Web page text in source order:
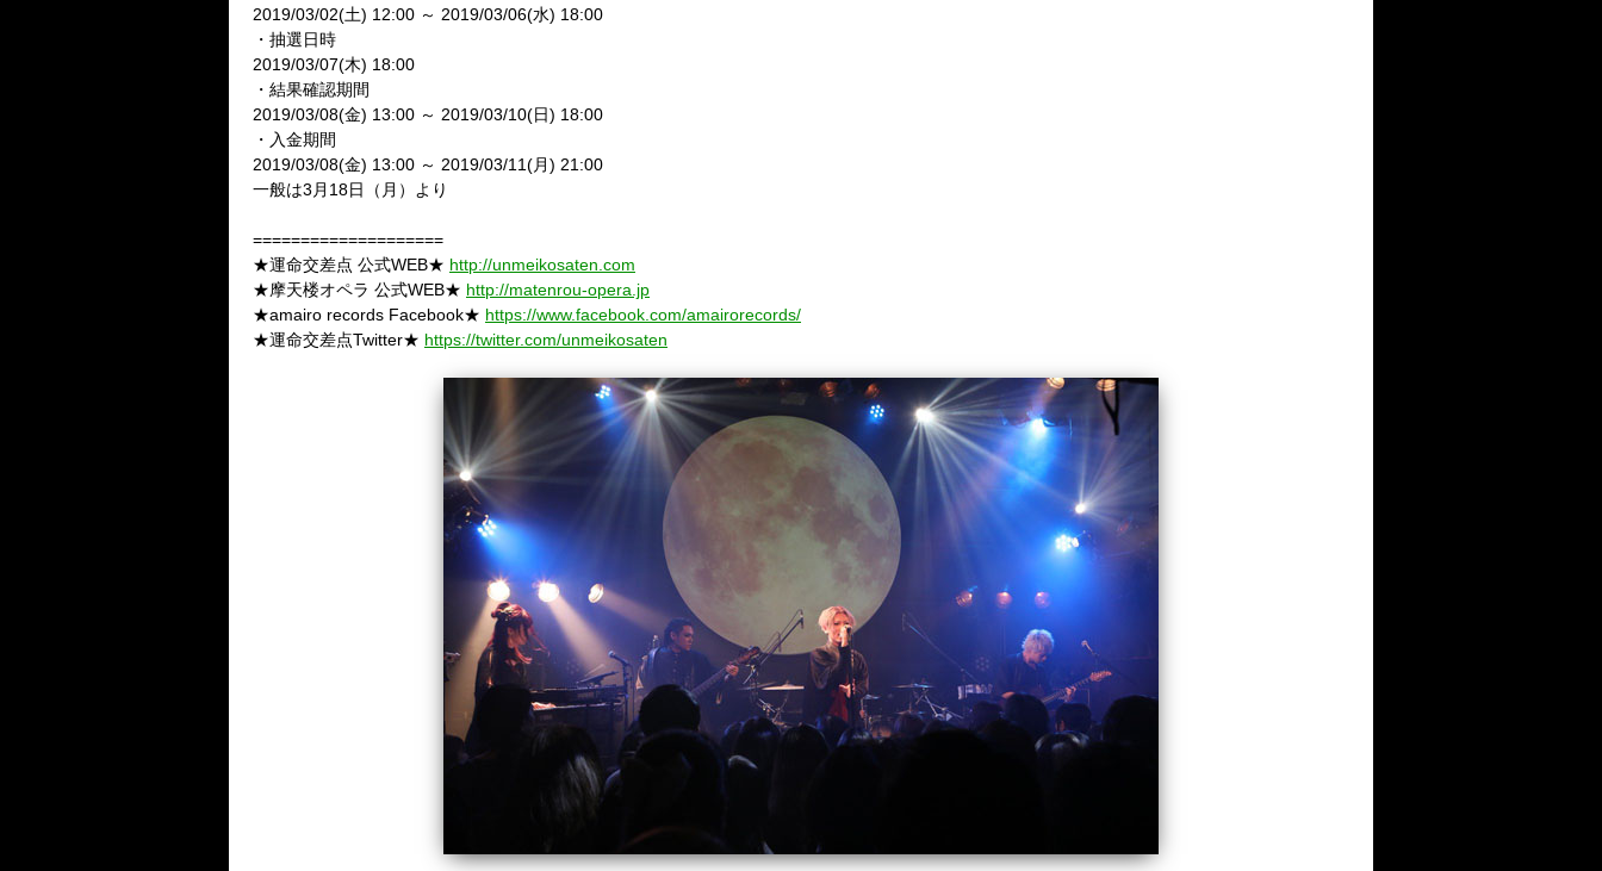
2019/03/02(土) 12:00 ～ 2019/03/06(水) 18:00
・抽選日時
2019/03/07(木) 18:00
・結果確認期間
2019/03/08(金) 13:00 ～ 2019/03/10(日) 18:00
・入金期間
2019/03/08(金) 13:00 ～ 2019/03/11(月) 21:00
一般は3月18日（月）より
====================
★運命交差点 公式WEB★ http://unmeikosaten.com
★摩天楼オペラ 公式WEB★ http://matenrou-opera.jp
★amairo records Facebook★ https://www.facebook.com/amairorecords/
★運命交差点Twitter★ https://twitter.com/unmeikosaten